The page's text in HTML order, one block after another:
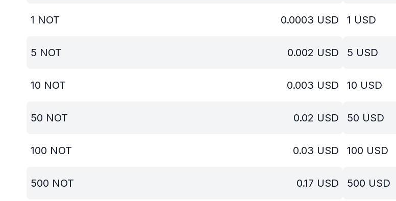
1 NOT 0.0003 USD
5 NOT 0.002 USD
10 NOT 0.003 USD
50 NOT 0.02 USD
100 NOT 0.03 USD
500 NOT 0.17 USD
1 USD
5 USD
10 USD
50 USD
100 USD
500 USD